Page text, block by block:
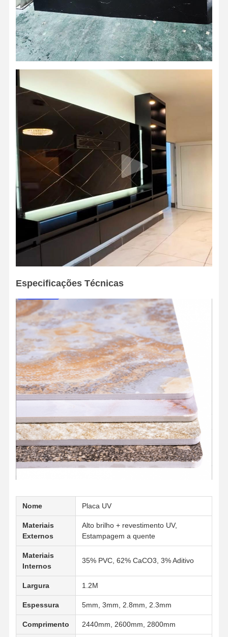
Especificações Técnicas
Nome Placa UV
Materiais
Externos
Alto brilho + revestimento UV,
Estampagem a quente
Materiais
Internos
35% PVC, 62% CaCO3, 3% Aditivo
Largura 1.2M
Espessura 5mm, 3mm, 2.8mm, 2.3mm
Comprimento 2440mm, 2600mm, 2800mm